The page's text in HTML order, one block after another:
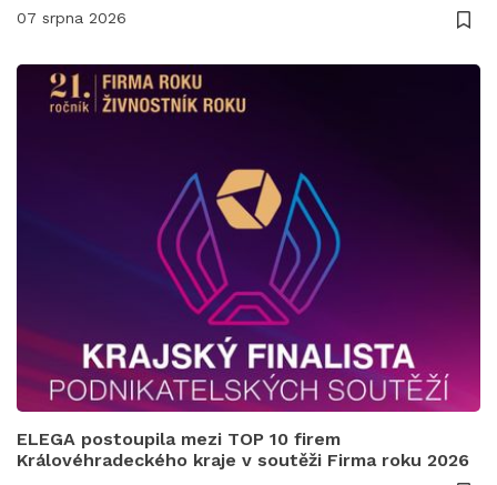
07 srpna 2026
ELEGA postoupila mezi TOP 10 firem
Královéhradeckého kraje v soutěži Firma roku 2026